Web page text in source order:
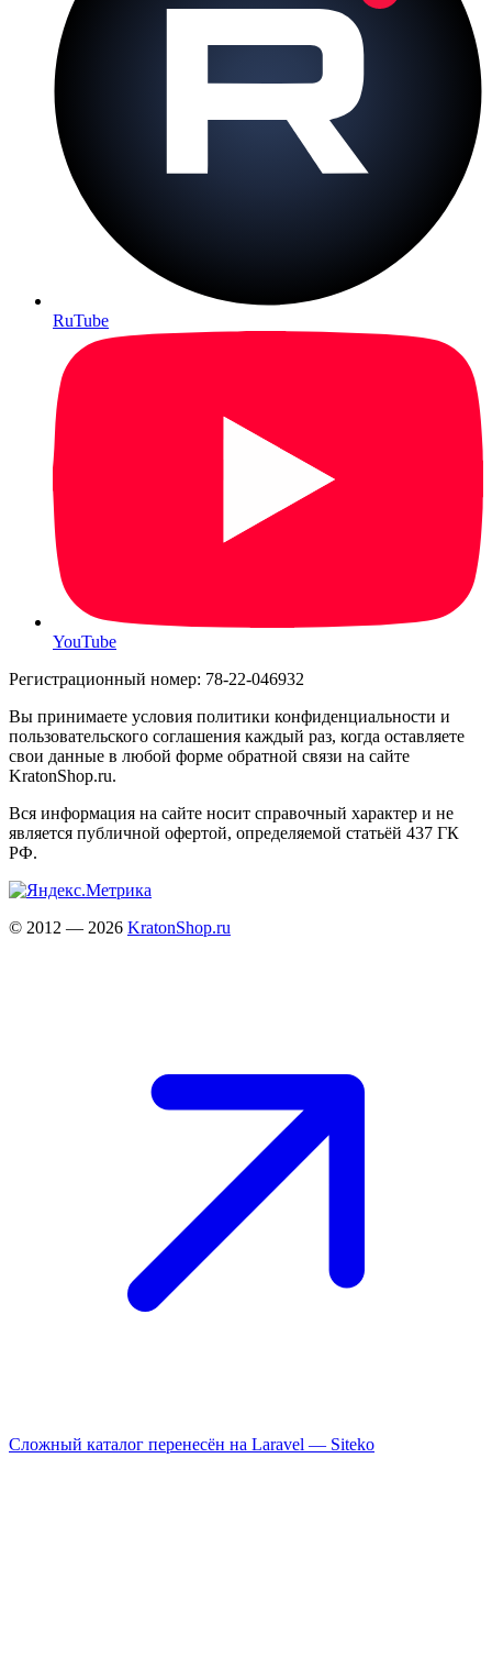
RuTube
YouTube
Регистрационный номер: 78-22-046932
Вы принимаете условия политики конфиденциальности и
пользовательского соглашения каждый раз, когда оставляете
свои данные в любой форме обратной связи на сайте
KratonShop.ru.
Вся информация на сайте носит справочный характер и не
является публичной офертой, определяемой статьёй 437 ГК
РФ.
© 2012 — 2026 KratonShop.ru
Сложный каталог перенесён на Laravel — Siteko